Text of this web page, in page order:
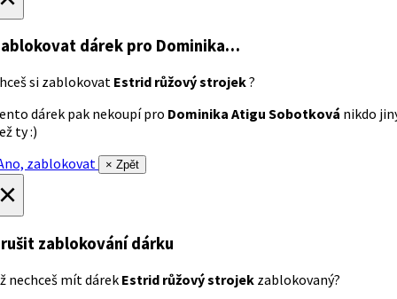
dárek pro Dominika…
si zablokovat Estrid růžový strojek?
dárek pak nekoupí pro Dominika Atigu Sobotková nikdo
ty :)
zablokovat
× Zpět
zablokování dárku
nechceš mít dárek Estrid růžový strojek zablokovaný?